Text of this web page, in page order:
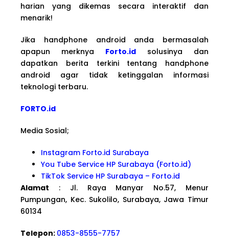
harian yang dikemas secara interaktif dan
menarik!
Jika handphone android anda bermasalah
apapun merknya Forto.id solusinya dan
dapatkan berita terkini tentang handphone
android agar tidak ketinggalan informasi
teknologi terbaru.
FORTO.id
Media Sosial;
Instagram Forto.id Surabaya
You Tube Service HP Surabaya (Forto.id)
TikTok Service HP Surabaya – Forto.id
Alamat : Jl. Raya Manyar No.57, Menur
Pumpungan, Kec. Sukolilo, Surabaya, Jawa Timur
60134
Telepon: 0853-8555-7757